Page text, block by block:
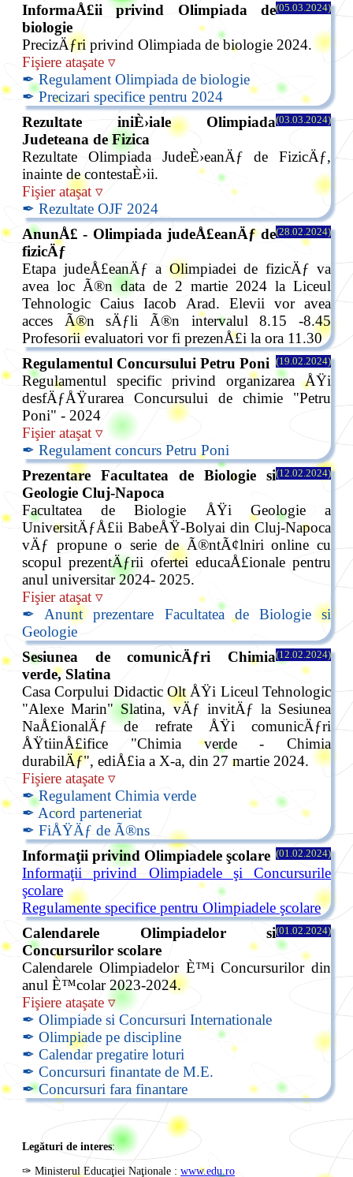
(05.03.2024)
InformaÅ£ii privind Olimpiada de
biologie
PrecizÄƒri privind Olimpiada de biologie 2024.
Fişiere ataşate ▿
✒ Regulament Olimpiada de biologie
✒ Precizari specifice pentru 2024
(03.03.2024)
Rezultate iniÈ›iale Olimpiada
Judeteana de Fizica
Rezultate Olimpiada JudeÈ›eanÄƒ de FizicÄƒ,
inainte de contestaÈ›ii.
Fişier ataşat ▿
✒ Rezultate OJF 2024
(28.02.2024)
AnunÅ£ - Olimpiada judeÅ£eanÄƒ de
fizicÄƒ
Etapa judeÅ£eanÄƒ a Olimpiadei de fizicÄƒ va
avea loc Ã®n data de 2 martie 2024 la Liceul
Tehnologic Caius Iacob Arad. Elevii vor avea
acces Ã®n sÄƒli Ã®n intervalul 8.15 -8.45
Profesorii evaluatori vor fi prezenÅ£i la ora 11.30
(19.02.2024)
Regulamentul Concursului Petru Poni
Regulamentul specific privind organizarea ÅŸi
desfÄƒÅŸurarea Concursului de chimie "Petru
Poni" - 2024
Fişier ataşat ▿
✒ Regulament concurs Petru Poni
(12.02.2024)
Prezentare Facultatea de Biologie si
Geologie Cluj-Napoca
Facultatea de Biologie ÅŸi Geologie a
UniversitÄƒÅ£ii BabeÅŸ-Bolyai din Cluj-Napoca
vÄƒ propune o serie de Ã®ntÃ¢lniri online cu
scopul prezentÄƒrii ofertei educaÅ£ionale pentru
anul universitar 2024- 2025.
Fişier ataşat ▿
✒ Anunt prezentare Facultatea de Biologie si
Geologie
(12.02.2024)
Sesiunea de comunicÄƒri Chimia
verde, Slatina
Casa Corpului Didactic Olt ÅŸi Liceul Tehnologic
"Alexe Marin" Slatina, vÄƒ invitÄƒ la Sesiunea
NaÅ£ionalÄƒ de refrate ÅŸi comunicÄƒri
ÅŸtiinÅ£ifice "Chimia verde - Chimia
durabilÄƒ", ediÅ£ia a X-a, din 27 martie 2024.
Fişiere ataşate ▿
✒ Regulament Chimia verde
✒ Acord parteneriat
✒ FiÅŸÄƒ de Ã®ns
(01.02.2024)
Informaţii privind Olimpiadele şcolare
Informaţii privind Olimpiadele şi Concursurile
şcolare
Regulamente specifice pentru Olimpiadele şcolare
(01.02.2024)
Calendarele Olimpiadelor si
Concursurilor scolare
Calendarele Olimpiadelor È™i Concursurilor din
anul È™colar 2023-2024.
Fişiere ataşate ▿
✒ Olimpiade si Concursuri Internationale
✒ Olimpiade pe discipline
✒ Calendar pregatire loturi
✒ Concursuri finantate de M.E.
✒ Concursuri fara finantare
Legături de interes:
✑ Ministerul Educaţiei Naţionale : www.edu.ro